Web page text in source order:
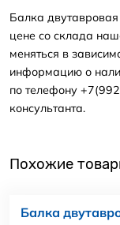
Балка
цене со склада
меняться в
информацию о
по телефону
консультанта.
Похожие
Балка